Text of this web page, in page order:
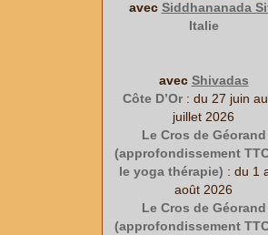
avec Siddhananada
Italie
avec Shivadas
Côte D’Or : du 27 juin au
juillet 2026
Le Cros de Géorand
(approfondissement
le yoga thérapie) : du 1
août 2026
Le Cros de Géorand
(approfondissement